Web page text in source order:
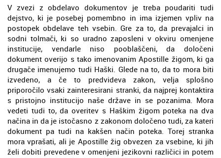
V zvezi z obdelavo dokumentov je treba poudariti tudi
dejstvo, ki je posebej pomembno in ima izjemen vpliv na
postopek obdelave teh vsebin. Gre za to, da prevajalci in
sodni tolmači, ki so uradno zaposleni v okviru omenjene
institucije, vendarle niso pooblaščeni, da določeni
dokument overijo s tako imenovanim Apostille žigom, ki ga
drugače imenujemo tudi Haški. Glede na to, da to mora biti
izvedeno, a če to predvideva zakon, velja splošno
priporočilo vsaki zainteresirani stranki, da najprej kontaktira
s pristojno institucijo naše države in se pozanima. Mora
vedeti tudi to, da overitev s Haškim žigom poteka na dva
načina in da je istočasno z zakonom določeno tudi, za kateri
dokument pa tudi na kakšen način poteka. Torej stranka
mora vprašati, ali je Apostille žig obvezen za vsebine, ki jih
želi dobiti prevedene v omenjeni jezikovni različici in potem